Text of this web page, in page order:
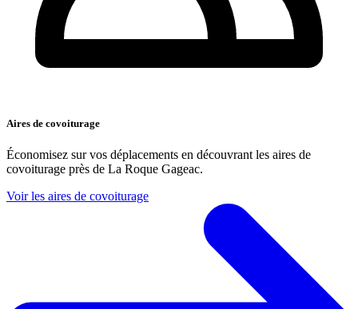
Aires de covoiturage
Économisez sur vos déplacements en découvrant les aires de
covoiturage près de La Roque Gageac.
Voir les aires de covoiturage